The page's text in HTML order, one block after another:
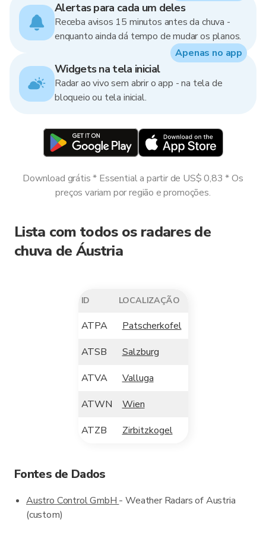
Alertas para cada um deles
Receba avisos 15 minutos antes da chuva -
enquanto ainda dá tempo de mudar os planos.
Widgets na tela inicial
Radar ao vivo sem abrir o app - na tela de
bloqueio ou tela inicial.
Apenas no app
Download grátis * Essential a partir de US$ 0,83 * Os
preços variam por região e promoções.
Lista com todos os radares de
chuva de Áustria
ID LOCALIZAÇÃO
ATPA
Patscherkofel
ATSB
Salzburg
ATVA
Valluga
ATWN
Wien
ATZB
Zirbitzkogel
Fontes de Dados
Austro Control GmbH - Weather Radars of Austria
(custom)